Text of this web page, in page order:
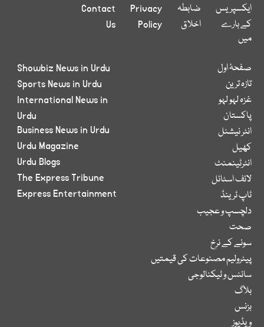
ایکسپریس
کے بارے
میں
ضابطہ
اخلاق
Privacy
Policy
Contact
Us
صفحۂ اول
تازہ ترین
غزہ لہو لہو
پاکستان
انٹر نیشنل
کھیل
انٹرٹینمنٹ
لائف اسٹائل
ٹاپ ٹرینڈ
دلچسپ و عجیب
صحت
سونے کے نرخ
پیٹرولیم مصنوعات کی قیمتیں
سائنس و ٹیکنالوجی
بلاگ
بزنس
ویڈیوز
Showbiz News in Urdu
Sports News in Urdu
International News in
Urdu
Business News in Urdu
Urdu Magazine
Urdu Blogs
The Express Tribune
Express Entertainment